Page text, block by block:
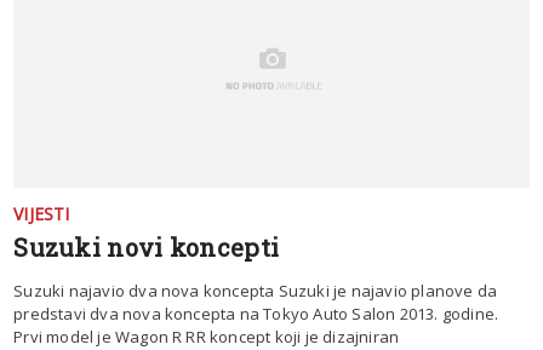
VIJESTI
Suzuki novi koncepti
Suzuki najavio dva nova koncepta Suzuki je najavio planove da
predstavi dva nova koncepta na Tokyo Auto Salon 2013. godine.
Prvi model je Wagon R RR koncept koji je dizajniran